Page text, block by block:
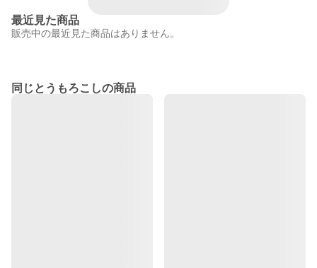
最近見た商品
販売中の最近見た商品はありません。
同じとうもろこしの商品